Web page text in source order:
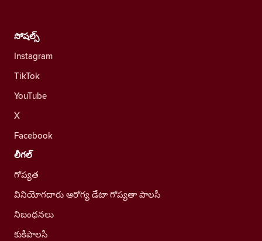
సోషల్స్
Instagram
TikTok
YouTube
X
Facebook
లీగల్
గోప్యత
వినియోగదారు ఆరోగ్య డేటా గోప్యతా పాలసీ
నిబంధనలు
కుకీపాలసీ